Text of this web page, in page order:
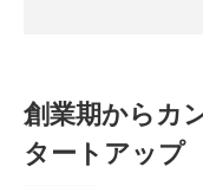
創業期からカ
タートアップ